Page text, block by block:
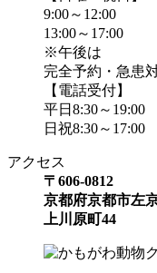
9:00～12:00
13:00～17:00
※午後は
完全予約・急患
【電話受付】
平日8:30～19:00
日祝8:30～17:00
アクセス
〒606-0812
京都府京都市左
上川原町44